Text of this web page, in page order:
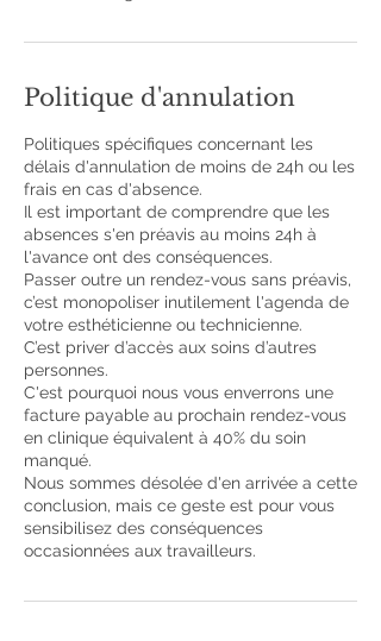
Politique d'annulation
Politiques spécifiques concernant les
délais d'annulation de moins de 24h ou les
frais en cas d'absence.
Il est important de comprendre que les
absences s'en préavis au moins 24h à
l'avance ont des conséquences.
Passer outre un rendez-vous sans préavis,
c’est monopoliser inutilement l'agenda de
votre esthéticienne ou technicienne.
C’est priver d’accès aux soins d’autres
personnes.
C'est pourquoi nous vous enverrons une
facture payable au prochain rendez-vous
en clinique équivalent à 40% du soin
manqué.
Nous sommes désolée d'en arrivée a cette
conclusion, mais ce geste est pour vous
sensibilisez des conséquences
occasionnées aux travailleurs.